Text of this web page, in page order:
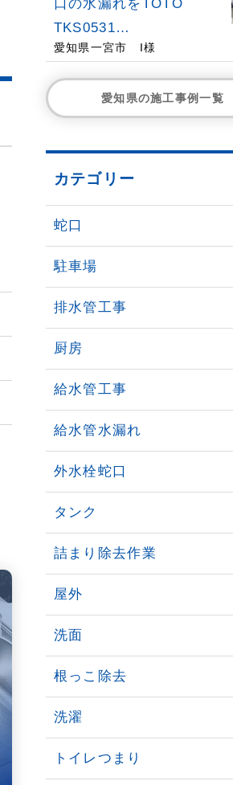
口の水漏れをTOTO
TKS0531…
愛知県一宮市 I様
愛知県の施工事例一覧
カテゴリー
蛇口
駐車場
排水管工事
厨房
給水管工事
給水管水漏れ
外水栓蛇口
タンク
詰まり除去作業
屋外
洗面
根っこ除去
洗濯
トイレつまり